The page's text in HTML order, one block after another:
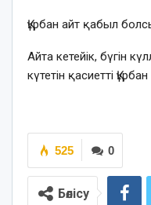
Құрбан айт қабыл
Айта кетейік, бүгін
күтетін қасиетті
0
525
Бөлісу